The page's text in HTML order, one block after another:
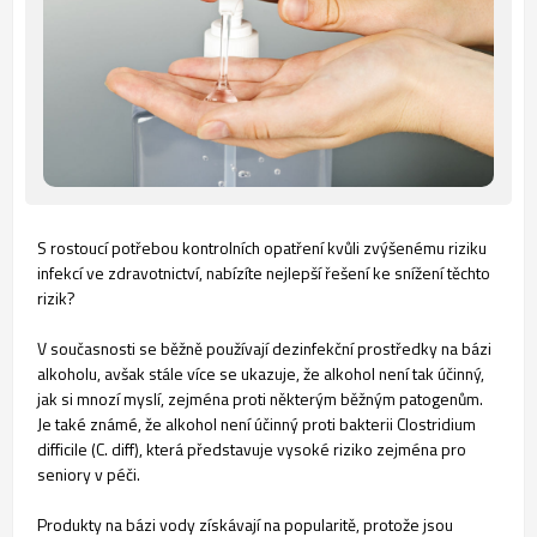
S rostoucí potřebou kontrolních opatření kvůli zvýšenému riziku
infekcí ve zdravotnictví, nabízíte nejlepší řešení ke snížení těchto
rizik?
V současnosti se běžně používají dezinfekční prostředky na bázi
alkoholu, avšak stále více se ukazuje, že alkohol není tak účinný,
jak si mnozí myslí, zejména proti některým běžným patogenům.
Je také známé, že alkohol není účinný proti bakterii Clostridium
difficile (C. diff), která představuje vysoké riziko zejména pro
seniory v péči.
Produkty na bázi vody získávají na popularitě, protože jsou